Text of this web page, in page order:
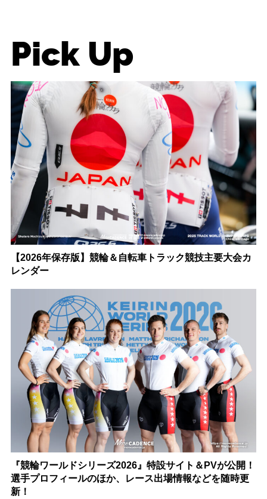
Pick Up
【2026年保存版】競輪＆自転車トラック競技主要大会カ
レンダー
『競輪ワールドシリーズ2026』特設サイト＆PVが公開！
選手プロフィールのほか、レース出場情報などを随時更
新！